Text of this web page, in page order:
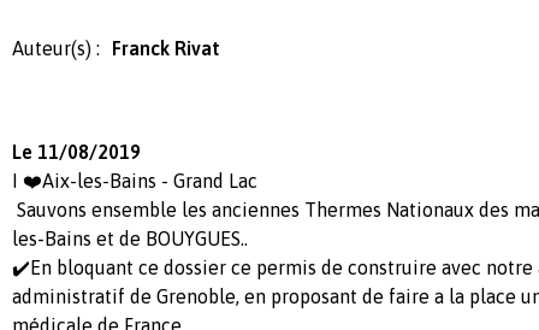
Auteur(s) : Franck Rivat
Le 11/08/2019
I ❤️Aix-les-Bains - Grand Lac
Sauvons ensemble les anciennes Thermes Nationaux des
les-Bains et de BOUYGUES..
✔️En bloquant ce dossier ce permis de construire avec
administratif de Grenoble, en proposant de faire a la place
médicale de France